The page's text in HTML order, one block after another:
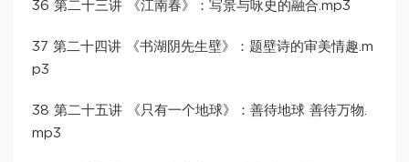
36 第二十三讲 《江南春》：写景与咏史的融合.mp3
37 第二十四讲 《书湖阴先生壁》：题壁诗的审美情趣.m
p3
38 第二十五讲 《只有一个地球》：善待地球 善待万物.
mp3